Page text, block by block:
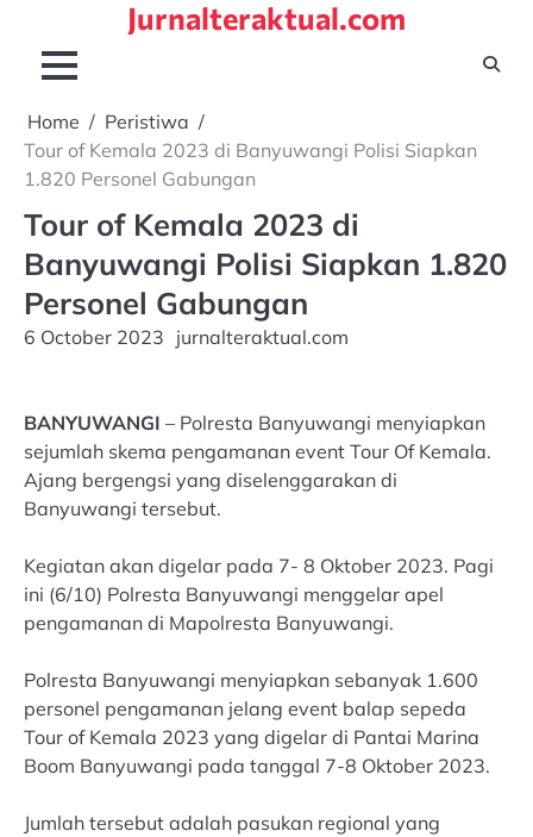
content
Jurnalteraktual.com
Home
Peristiwa
Tour of Kemala 2023 di Banyuwangi Polisi Siapkan
1.820 Personel Gabungan
Tour of Kemala 2023 di
Banyuwangi Polisi Siapkan 1.820
Personel Gabungan
6 October 2023 jurnalteraktual.com
BANYUWANGI – Polresta Banyuwangi menyiapkan
sejumlah skema pengamanan event Tour Of Kemala.
Ajang bergengsi yang diselenggarakan di
Banyuwangi tersebut.
Kegiatan akan digelar pada 7- 8 Oktober 2023. Pagi
ini (6/10) Polresta Banyuwangi menggelar apel
pengamanan di Mapolresta Banyuwangi.
Polresta Banyuwangi menyiapkan sebanyak 1.600
personel pengamanan jelang event balap sepeda
Tour of Kemala 2023 yang digelar di Pantai Marina
Boom Banyuwangi pada tanggal 7-8 Oktober 2023.
Jumlah tersebut adalah pasukan regional yang